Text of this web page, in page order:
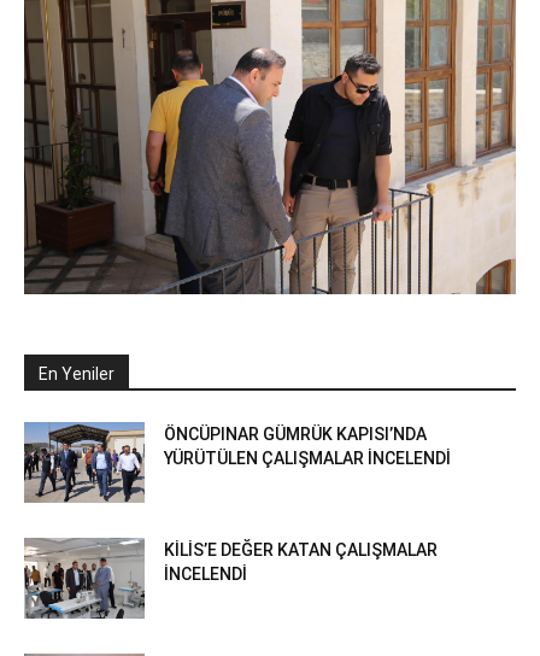
En Yeniler
ÖNCÜPINAR GÜMRÜK KAPISI’NDA
YÜRÜTÜLEN ÇALIŞMALAR İNCELENDİ
KİLİS’E DEĞER KATAN ÇALIŞMALAR
İNCELENDİ